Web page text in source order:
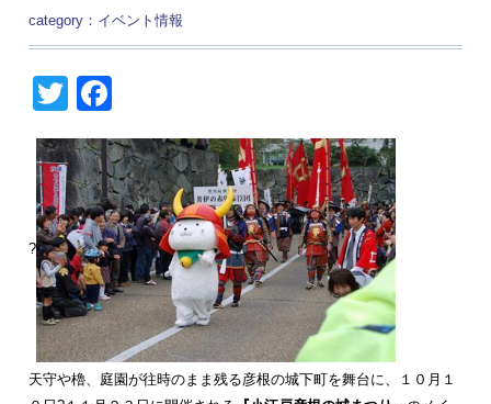
category： イベント情報
Twitter
?
天守や櫓、庭園が往時のまま残る彦根の城下町を舞台に、１０月１